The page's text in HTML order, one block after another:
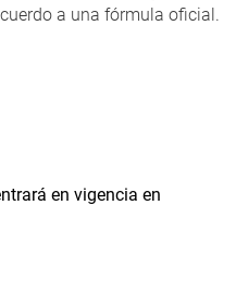
a una fórmula oficial.